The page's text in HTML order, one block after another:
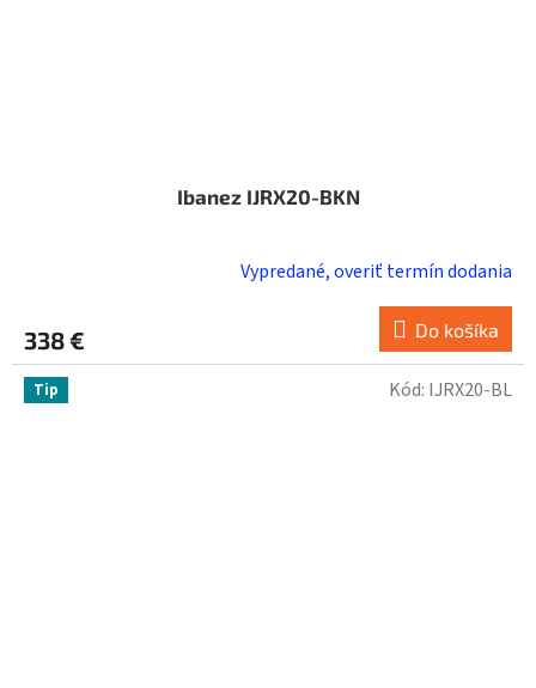
Ibanez IJRX20-BKN
Vypredané, overiť termín dodania
338 € Do košíka
Tip Kód: IJRX20-BL